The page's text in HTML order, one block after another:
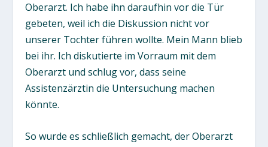
Oberarzt. Ich habe ihn daraufhin vor die Tür
gebeten, weil ich die Diskussion nicht vor
unserer Tochter führen wollte. Mein Mann blieb
bei ihr. Ich diskutierte im Vorraum mit dem
Oberarzt und schlug vor, dass seine
Assistenzärztin die Untersuchung machen
könnte.
So wurde es schließlich gemacht, der Oberarzt